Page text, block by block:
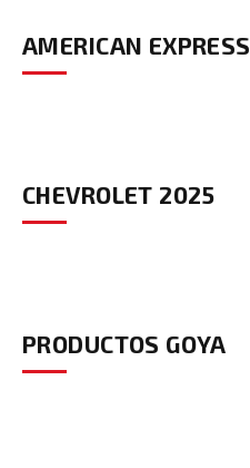
AMERICAN EXPRESS
CHEVROLET 2025
PRODUCTOS GOYA